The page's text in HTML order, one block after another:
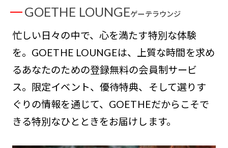
GOETHE LOUNGEゲーテラウンジ
忙しい日々の中で、心を満たす特別な体験
を。GOETHE LOUNGEは、上質な時間を求め
るあなたのための登録無料の会員制サービ
ス。限定イベント、優待特典、そして選りす
ぐりの情報を通じて、GOETHEだからこそで
きる特別なひとときをお届けします。